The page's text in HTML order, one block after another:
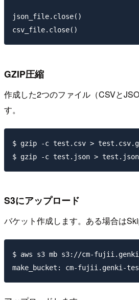
json_file.close()
GZIP圧縮
作成した2つのファイル（CSVと
す。
$ gzip -c test.csv >
S3にアップロード
バケット作成します。ある場合は
$ aws s3 mb s3://cm-